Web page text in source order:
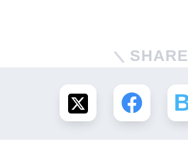
SHARE